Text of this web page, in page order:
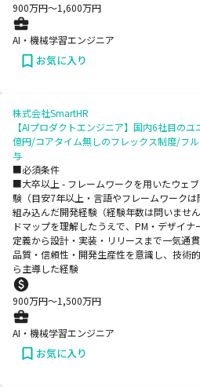
900万円〜1,600万円
AI・機械学習エンジニア
お気に入り
株式会社SmartHR
【AIプロダクトエンジニア】国内6社目の
億円/コアタイム無しのフレックス制度/フ
与
■必須条件
■大卒以上 - フレームワークを用いたウェ
験（目安7年以上・言語やフレームワーク
組み込んだ開発経験（経験年数は問いませ
ドマップを理解したうえで、PM・デザイ
定義から設計・実装・リリースまで一気通
品質・信頼性・開発生産性を意識し、技術
ら主導した経験
900万円〜1,500万円
AI・機械学習エンジニア
お気に入り